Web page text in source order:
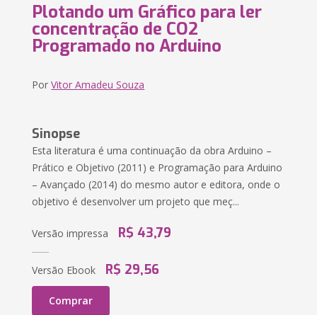
Plotando um Gráfico para ler
concentração de CO2
Programado no Arduino
PorVitor Amadeu Souza
Sinopse
Esta literatura é uma continuação da obra Arduino –
Prático e Objetivo (2011) e Programação para Arduino
– Avançado (2014) do mesmo autor e editora, onde o
objetivo é desenvolver um projeto que meç...
Versão impressa R$ 43,79
Versão Ebook R$ 29,56
Comprar